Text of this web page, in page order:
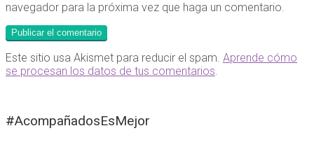
navegador para la próxima vez que haga un comentario.
Este sitio usa Akismet para reducir el spam. Aprende cómo
se procesan los datos de tus comentarios
#AcompañadosEsMejor